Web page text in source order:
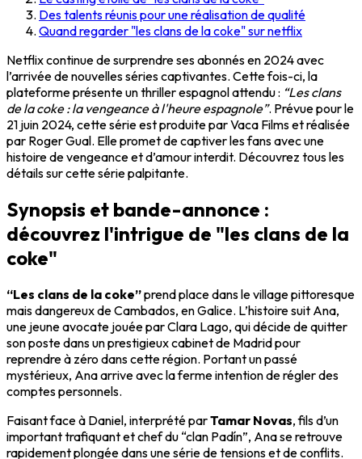
Des talents réunis pour une réalisation de qualité
Quand regarder "les clans de la coke" sur netflix
Netflix continue de surprendre ses abonnés en 2024 avec
l’arrivée de nouvelles séries captivantes. Cette fois-ci, la
plateforme présente un thriller espagnol attendu : “Les clans
de la coke : la vengeance à l'heure espagnole”. Prévue pour le
21 juin 2024, cette série est produite par Vaca Films et réalisée
par Roger Gual. Elle promet de captiver les fans avec une
histoire de vengeance et d’amour interdit. Découvrez tous les
détails sur cette série palpitante.
Synopsis et bande-annonce :
découvrez l'intrigue de "les clans de la
coke"
“Les clans de la coke”prend place dans le village pittoresque
mais dangereux de Cambados, en Galice. L’histoire suit Ana,
une jeune avocate jouée par Clara Lago, qui décide de quitter
son poste dans un prestigieux cabinet de Madrid pour
reprendre à zéro dans cette région. Portant un passé
mystérieux, Ana arrive avec la ferme intention de régler des
comptes personnels.
Faisant face à Daniel, interprété parTamar Novas, fils d’un
important trafiquant et chef du “clan Padín”, Ana se retrouve
rapidement plongée dans une série de tensions et de conflits.